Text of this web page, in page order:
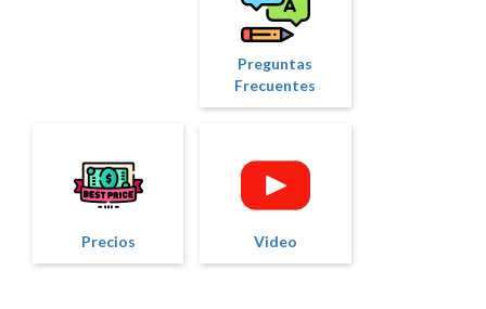
Preguntas
Frecuentes
Precios Video